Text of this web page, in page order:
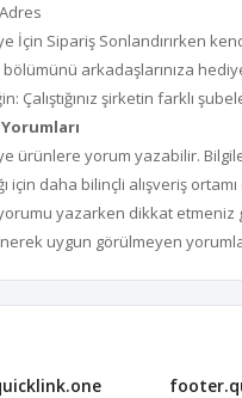
İçin Sipariş Sonlandırırken
arkadaşlarınıza
Çalıştığınız şirketin farklı
ürünlere yorum yazabilir.
için daha bilinçli alışveriş ortamı
yazarken dikkat etmeniz
uygun görülmeyen